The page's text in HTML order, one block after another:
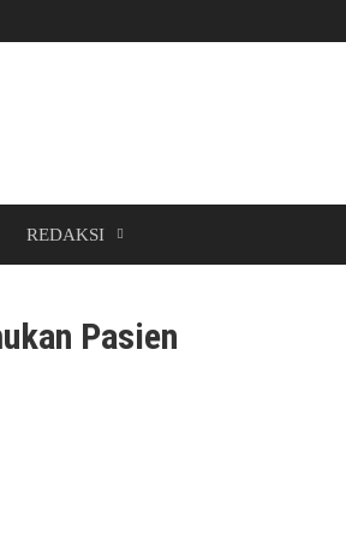
REDAKSI
Pasien